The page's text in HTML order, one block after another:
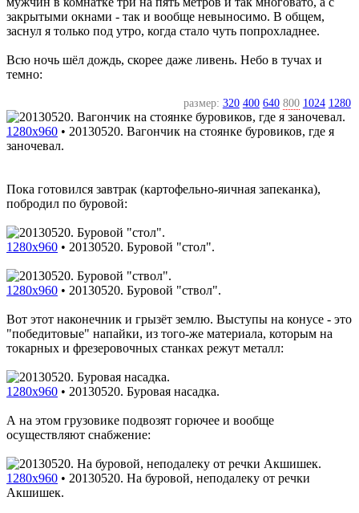
закрытыми окнами - так и вообще невыносимо. В общем,
заснул я только под утро, когда стало чуть попрохладнее.
Всю ночь шёл дождь, скорее даже ливень. Небо в тучах и
темно:
размер: 320 400 640 800 1024 1280
1280x960 • 20130520. Вагончик на стоянке буровиков, где я
заночевал.
Пока готовился завтрак (картофельно-яичная запеканка),
побродил по буровой:
1280x960 • 20130520. Буровой "стол".
1280x960 • 20130520. Буровой "ствол".
Вот этот наконечник и грызёт землю. Выступы на конусе - это
"победитовые" напайки, из того-же материала, которым на
токарных и фрезеровочных станках режут металл:
1280x960 • 20130520. Буровая насадка.
А на этом грузовике подвозят горючее и вообще
осуществляют снабжение:
1280x960 • 20130520. На буровой, неподалеку от речки
Акшишек.